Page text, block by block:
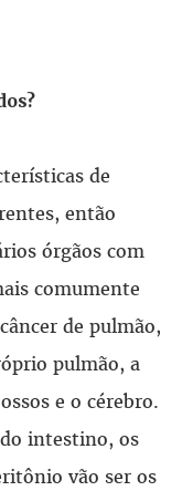
de
então
órgãos com
comumente
de pulmão,
pulmão, a
e o cérebro.
intestino, os
vão ser os